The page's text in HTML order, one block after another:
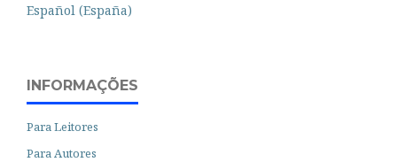
Español (España)
INFORMAÇÕES
Para Leitores
Para Autores